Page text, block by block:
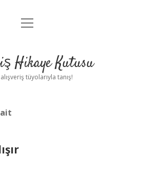
Anasayfa
Yasal Uyarı
menüyü
Hikaye Kutusu
tüyolarıyla tanış!